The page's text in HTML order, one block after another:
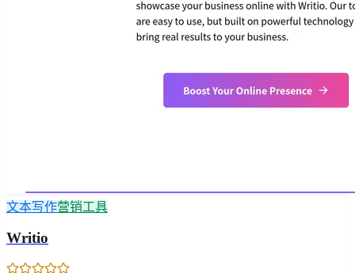
文本写作营销工具
Writio